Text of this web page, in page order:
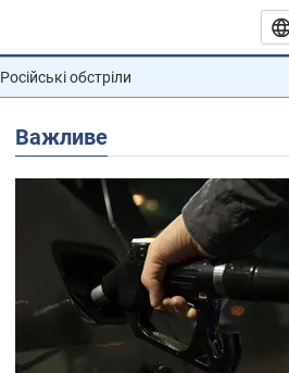
Російські обстріли
Важливе